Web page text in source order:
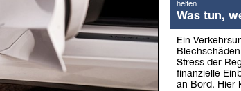
helfen
Was tun,
Ein
Stress der
finanzielle
an Bord. Hier